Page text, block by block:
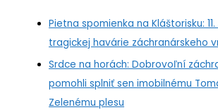
Pietna spomienka na Kláštorisku:
tragickej havárie záchranárskeho
Srdce na horách: Dobrovoľní
pomohli splniť sen imobilnému
Zelenému plesu